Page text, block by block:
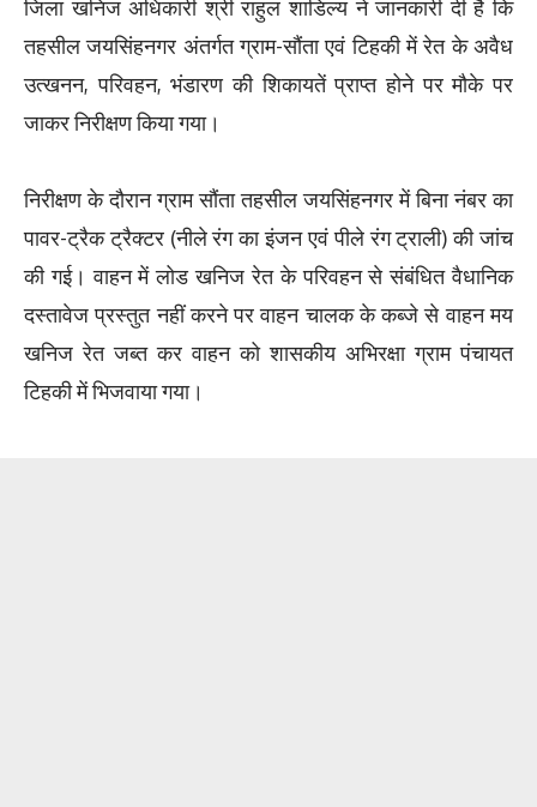
जिला खनिज अधिकारी श्री राहुल शाडिल्य ने जानकारी दी है कि
तहसील जयसिंहनगर अंतर्गत ग्राम-सौंता एवं टिहकी में रेत के अवैध
उत्खनन, परिवहन, भंडारण की शिकायतें प्राप्त होने पर मौके पर
जाकर निरीक्षण किया गया।
निरीक्षण के दौरान ग्राम सौंता तहसील जयसिंहनगर में बिना नंबर का
पावर-ट्रैक ट्रैक्टर (नीले रंग का इंजन एवं पीले रंग ट्राली) की जांच
की गई। वाहन में लोड खनिज रेत के परिवहन से संबंधित वैधानिक
दस्तावेज प्रस्तुत नहीं करने पर वाहन चालक के कब्जे से वाहन मय
खनिज रेत जब्त कर वाहन को शासकीय अभिरक्षा ग्राम पंचायत
टिहकी में भिजवाया गया।